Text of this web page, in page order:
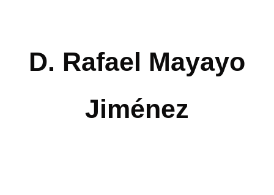
D. Rafael Mayayo
Jiménez